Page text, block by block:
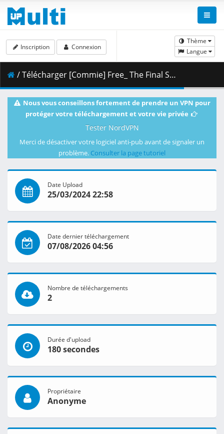
Thème
Langue
Inscription Connexion
/ Télécharger [Commie] Free_ The Final Stroke - Part Two [BD 1080p AAC] [D72DDF2F].mkv.005 ( 481.90 MB )
Nous vous conseillons fortement de prendre un VPN pour
protéger votre téléchargement et votre vie privée
Tester NordVPN
Merci de désactiver votre logiciel anti-pub avant de signaler un
problème. Consulter la page tutoriel
Date Upload
25/03/2024 22:58
Date dernier téléchargement
07/08/2026 04:56
Nombre de téléchargements
2
Durée d'upload
180 secondes
Propriétaire
Anonyme